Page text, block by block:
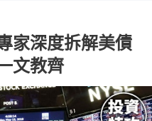
家深度拆解美債
文教齊